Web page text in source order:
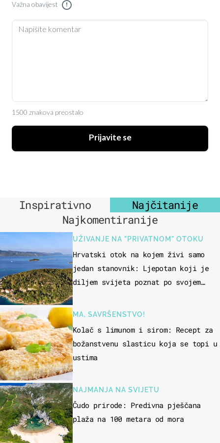
Važna obavijest !
1500 znakova preostalo
Prijavite se
Inspirativno
Najčitanije
Najkomentiranije
UŽIVANJE NA "PRIVATNOM" OTOKU
Hrvatski otok na kojem živi samo
jedan stanovnik: Ljepotan koji je
diljem svijeta poznat po svojem
MA, SAVRŠENSTVO!
Kolač s limunom i sirom: Recept za
božanstvenu slasticu koja se topi u
ustima
NAJMANJA NA SVIJETU
Čudo prirode: Predivna pješčana
plaža na 100 metara od mora